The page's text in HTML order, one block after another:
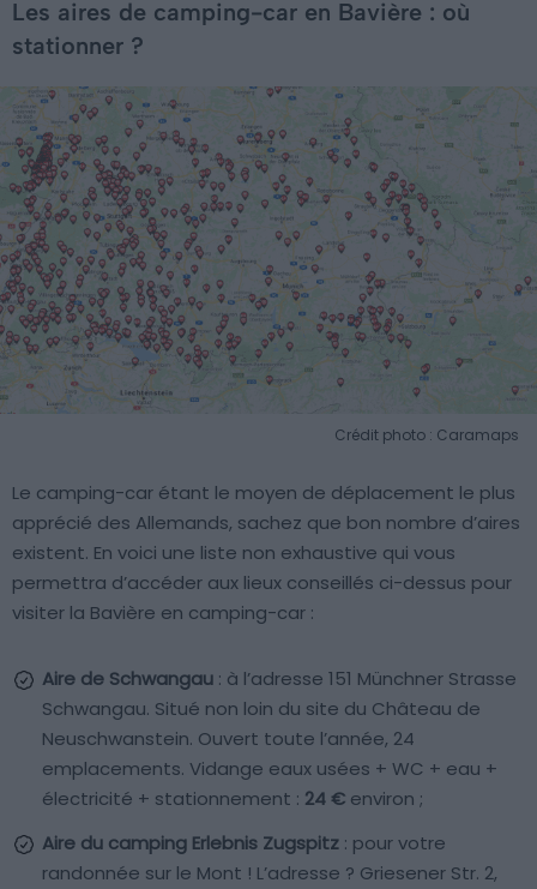
Les aires de camping-car en Bavière : où
stationner ?
Crédit photo : Caramaps
Le camping-car étant le moyen de déplacement le plus
apprécié des Allemands, sachez que bon nombre d’aires
existent. En voici une liste non exhaustive qui vous
permettra d’accéder aux lieux conseillés ci-dessus pour
visiter la Bavière en camping-car :
Aire de Schwangau : à l’adresse 151 Münchner Strasse
Schwangau. Situé non loin du site du Château de
Neuschwanstein. Ouvert toute l’année, 24
emplacements. Vidange eaux usées + WC + eau +
électricité + stationnement : 24 € environ ;
Aire du camping Erlebnis Zugspitz : pour votre
randonnée sur le Mont ! L’adresse ? Griesener Str. 2,